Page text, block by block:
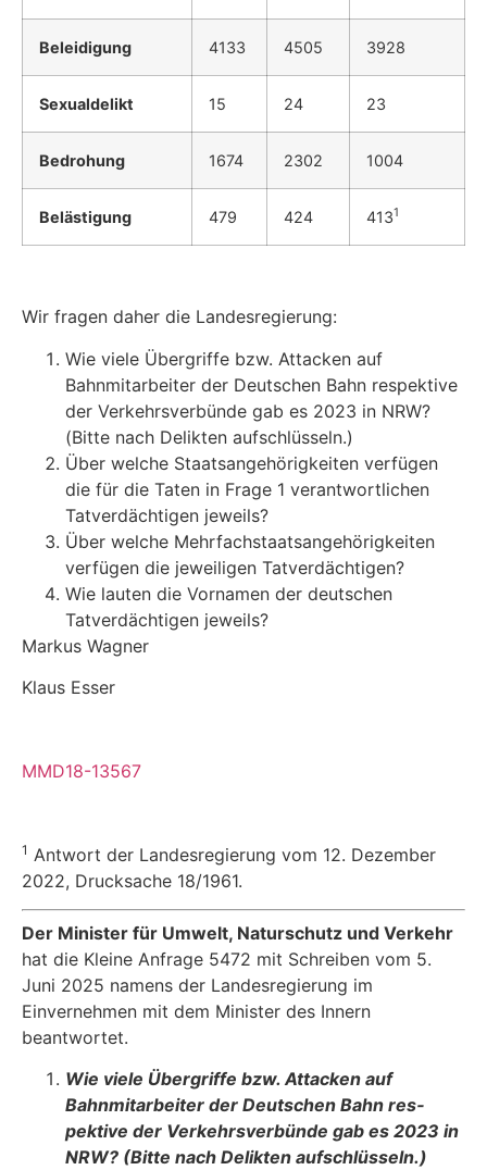
Beleidigung 4133 4505 3928
Sexualdelikt 15 24 23
Bedrohung 1674 2302 1004
Belästigung 479 424 4131
Wir fragen daher die Landesregierung:
Wie viele Übergriffe bzw. Attacken auf
Bahnmitarbeiter der Deutschen Bahn respektive
der Verkehrsverbünde gab es 2023 in NRW?
(Bitte nach Delikten aufschlüsseln.)
Über welche Staatsangehörigkeiten verfügen
die für die Taten in Frage 1 verantwortlichen
Tatverdächtigen jeweils?
Über welche Mehrfachstaatsangehörigkeiten
verfügen die jeweiligen Tatverdächtigen?
Wie lauten die Vornamen der deutschen
Tatverdächtigen jeweils?
Markus Wagner
Klaus Esser
MMD18-13567
1 Antwort der Landesregierung vom 12. Dezember
2022, Drucksache 18/1961.
Der Minister für Umwelt, Naturschutz und Verkehr
hat die Kleine Anfrage 5472 mit Schrei­ben vom 5.
Juni 2025 namens der Landesregierung im
Einvernehmen mit dem Minister des Innern
beantwortet.
Wie viele Übergriffe bzw. Attacken auf
Bahnmitarbeiter der Deutschen Bahn res­
pektive der Verkehrsverbünde gab es 2023 in
NRW? (Bitte nach Delikten auf­schlüsseln.)